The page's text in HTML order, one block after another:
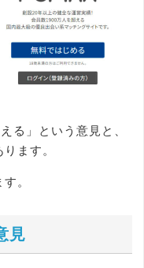
る」という意見と、
ます。
。
見